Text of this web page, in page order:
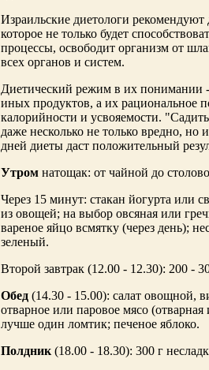
Израильские диетологи
которое не только будет
процессы, освободит организм от
всех органов и систем.
Диетический режим в их понимании
иных продуктов, а их рациональное
калорийности и усвояемости.
даже несколько не только вредно, но
дней диеты даст положительный
Утром натощак: от чайной до
Через 15 минут: стакан йогурта или
из овощей; на выбор овсяная или
вареное яйцо всмятку (через день);
зеленый.
Второй завтрак (12.00 - 12.30): 200 -
Обед (14.30 - 15.00): салат овощной,
отварное или паровое мясо
лучше один ломтик; печеное яблоко.
Полдник (18.00 - 18.30): 300 г